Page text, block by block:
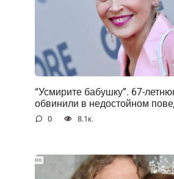
“Усмирите бабушку”. 67-
обвинили в недостойном
0 8.1к.